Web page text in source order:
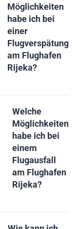
Möglichkeiten
habe ich bei
einer
Flugverspätung
am Flughafen
Rijeka?
Welche
Möglichkeiten
habe ich bei
einem
Flugausfall
am Flughafen
Rijeka?